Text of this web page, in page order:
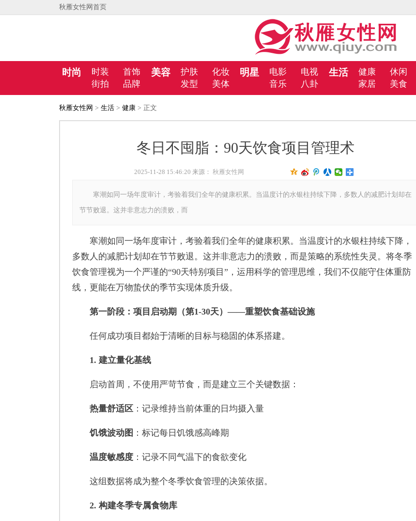
秋雁女性网首页
时尚 时装
首饰
街拍
品牌
美容 护肤
化妆
发型
美体
明星 电影
电视
音乐
八卦
生活 健康
休闲
家居
美食
秋雁女性网 > 生活 > 健康 > 正文
冬日不囤脂：90天饮食项目管理术
2025-11-28 15:46:20 来源： 秋雁女性网
寒潮如同一场年度审计，考验着我们全年的健康积累。当温度计的水银柱持续下降，多数人的减肥计划却在
节节败退。这并非意志力的溃败，而
寒潮如同一场年度审计，考验着我们全年的健康积累。当温度计的水银柱持续下降，
多数人的减肥计划却在节节败退。这并非意志力的溃败，而是策略的系统性失灵。将冬季
饮食管理视为一个严谨的“90天特别项目”，运用科学的管理思维，我们不仅能守住体重防
线，更能在万物蛰伏的季节实现体质升级。
第一阶段：项目启动期（第1-30天）——重塑饮食基础设施
任何成功项目都始于清晰的目标与稳固的体系搭建。
1. 建立量化基线
启动首周，不使用严苛节食，而是建立三个关键数据：
热量舒适区 ：记录维持当前体重的日均摄入量
饥饿波动图 ：标记每日饥饿感高峰期
温度敏感度 ：记录不同气温下的食欲变化
这组数据将成为整个冬季饮食管理的决策依据。
2. 构建冬季专属食物库